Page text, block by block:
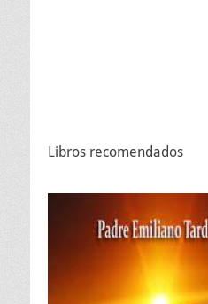
Libros recomendados